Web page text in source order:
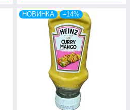
НОВИНКА –14%